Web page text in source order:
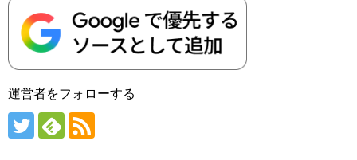
運営者をフォローする